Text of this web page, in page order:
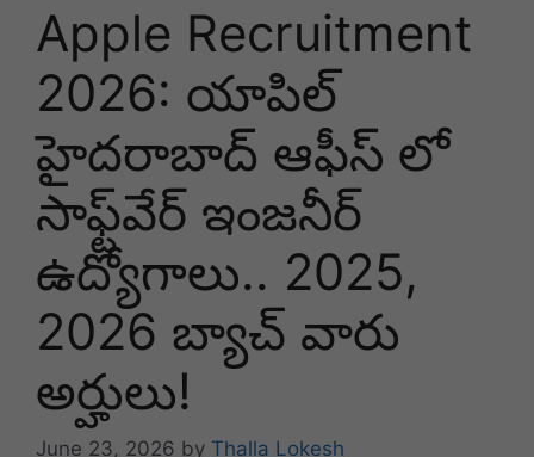
Apple Recruitment
2026: యాపిల్
హైదరాబాద్ ఆఫీస్ లో
సాఫ్ట్‌వేర్ ఇంజనీర్
ఉద్యోగాలు.. 2025,
2026 బ్యాచ్‌ వారు
అర్హులు!
June 23, 2026 by Thalla Lokesh